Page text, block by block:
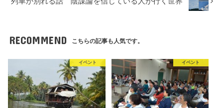
RECOMMEND こちらの記事も人気です。
イベント イベント